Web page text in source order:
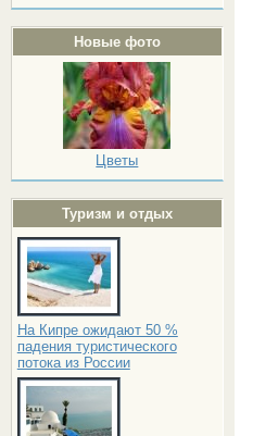
Новые фото
Цветы
Туризм и отдых
На Кипре ожидают 50 %
падения туристического
потока из России